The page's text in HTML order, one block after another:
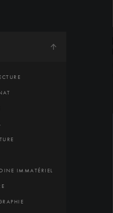
IMMATÉRIEL